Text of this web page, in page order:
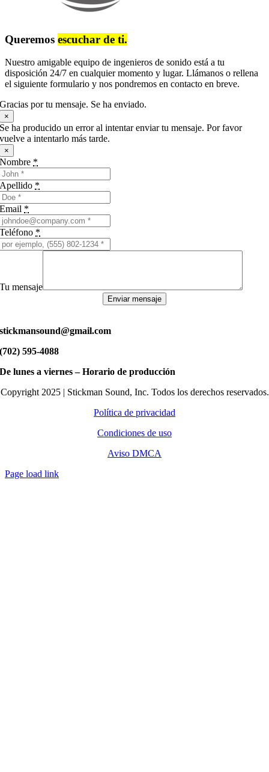
Queremos escuchar de ti.
Nuestro amigable equipo de ingenieros de sonido está a tu
disposición 24/7 en cualquier momento y lugar. Llámanos o rellena
el siguiente formulario y nos pondremos en contacto en breve.
Gracias por tu mensaje. Se ha enviado.
×
Se ha producido un error al intentar enviar tu mensaje. Por favor
vuelve a intentarlo más tarde.
×
Nombre *
Apellido *
Email *
Teléfono *
Tu mensaje
Enviar mensaje
stickmansound@gmail.com
(702) 595-4088
De lunes a viernes – Horario de producción
Copyright 2025 | Stickman Sound, Inc. Todos los derechos reservados.
Política de privacidad
Condiciones de uso
Aviso DMCA
Page load link